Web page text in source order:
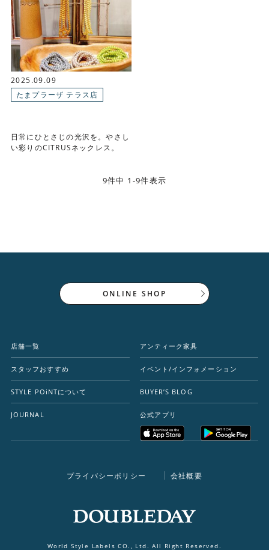
2025.09.09
たまプラーザ テラス店
日常にひとさじの光沢を。やさし
い彩りのCITRUSネックレス。
9件中 1-9件表示
ONLINE SHOP
店舗一覧 アンティーク家具
スタッフおすすめ イベント/インフォメーション
STYLE POiNTについて BUYER’S BLOG
JOURNAL 公式アプリ
World Style Labels CO., Ltd. All Right Reserved.
プライバシーポリシー 会社概要